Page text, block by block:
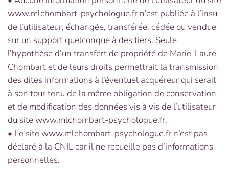
www.mlchombart-psychologue.fr n’est publiée à l’insu
de l’utilisateur, échangée, transférée, cédée ou vendue
sur un support quelconque à des tiers. Seule
l’hypothèse d’un transfert de propriété de Marie-Laure
Chombart et de leurs droits permettrait la transmission
des dites informations à l’éventuel acquéreur qui serait
à son tour tenu de la même obligation de conservation
et de modification des données vis à vis de l’utilisateur
du site www.mlchombart-psychologue.fr.
• Le site www.mlchombart-psychologue.fr n’est pas
déclaré à la CNIL car il ne recueille pas d’informations
personnelles.